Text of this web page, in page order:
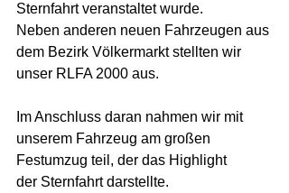
Sternfahrt veranstaltet wurde.
Neben anderen neuen Fahrzeugen aus
dem Bezirk Völkermarkt stellten wir
unser RLFA 2000 aus.
Im Anschluss daran nahmen wir mit
unserem Fahrzeug am großen
Festumzug teil, der das Highlight
der Sternfahrt darstellte.